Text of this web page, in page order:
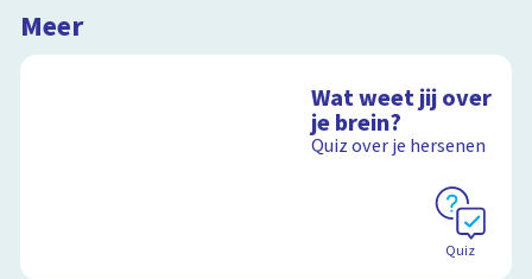
Meer
Wat weet jij over
je brein?
Quiz over je hersenen
Quiz